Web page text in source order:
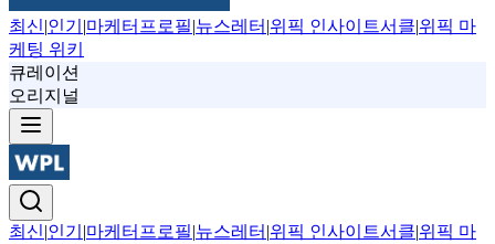
최신|인기 |마케터프로필|뉴스레터 |위픽 인사이트서클|위픽 마
케팅 위키
큐레이션
오리지널
최신|인기 |마케터프로필|뉴스레터 |위픽 인사이트서클|위픽 마